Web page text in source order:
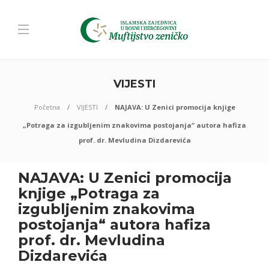
VIJESTI
Početna VIJESTI
NAJAVA: U Zenici promocija knjige
„Potraga za izgubljenim znakovima postojanja“ autora hafiza
prof. dr. Mevludina Dizdarevića
NAJAVA: U Zenici promocija
knjige „Potraga za
izgubljenim znakovima
postojanja“ autora hafiza
prof. dr. Mevludina
Dizdarevića